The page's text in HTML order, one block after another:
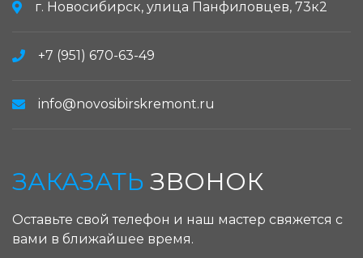
г. Новосибирск, улица Панфиловцев, 73к2
+7 (951) 670-63-49
info@novosibirskremont.ru
ЗАКАЗАТЬ ЗВОНОК
Оставьте свой телефон и наш мастер свяжется с
вами в ближайшее время.